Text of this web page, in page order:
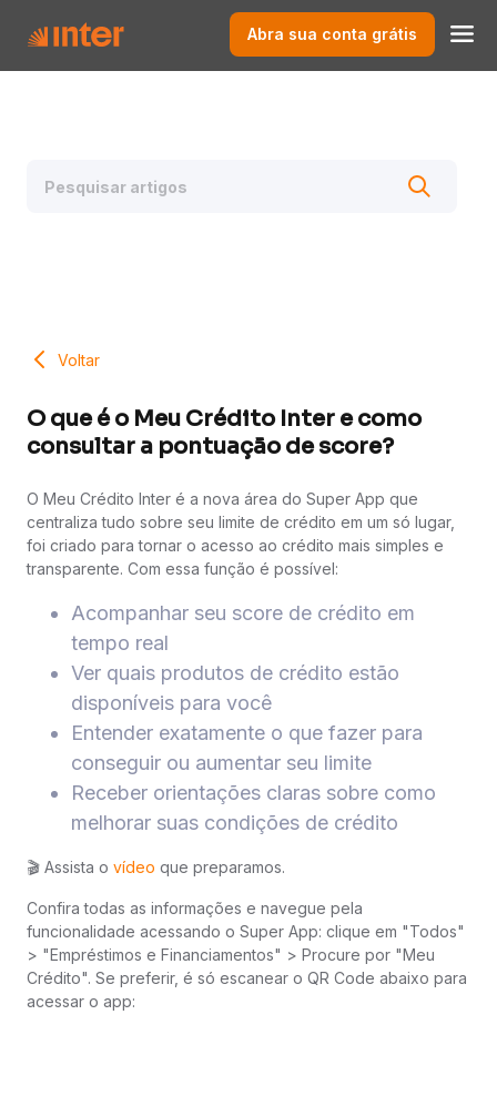
Abra sua conta grátis
Voltar
O que é o Meu Crédito Inter e como
consultar a pontuação de score?
O Meu Crédito Inter é a nova área do Super App que
centraliza tudo sobre seu limite de crédito em um só lugar,
foi criado para tornar o acesso ao crédito mais simples e
transparente. Com essa função é possível:
Acompanhar seu score de crédito em
tempo real
Ver quais produtos de crédito estão
disponíveis para você
Entender exatamente o que fazer para
conseguir ou aumentar seu limite
Receber orientações claras sobre como
melhorar suas condições de crédito
🎬 Assista o vídeo que preparamos.
Confira todas as informações e navegue pela
funcionalidade acessando o Super App: clique em "Todos"
> "Empréstimos e Financiamentos" > Procure por "Meu
Crédito". Se preferir, é só escanear o QR Code abaixo para
acessar o app: